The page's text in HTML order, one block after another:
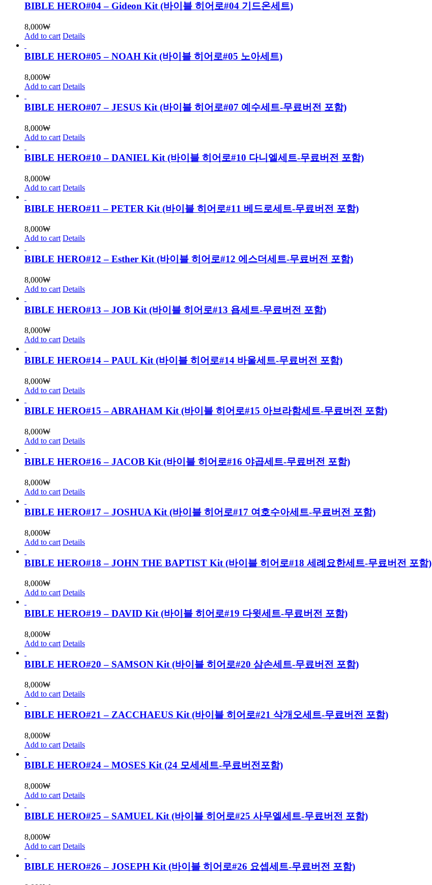
BIBLE HERO#04 – Gideon Kit (바이블 히어로#04 기드온세트)
8,000₩
Add to cart Details
BIBLE HERO#05 – NOAH Kit (바이블 히어로#05 노아세트)
8,000₩
Add to cart Details
BIBLE HERO#07 – JESUS Kit (바이블 히어로#07 예수세트-무료버전 포함)
8,000₩
Add to cart Details
BIBLE HERO#10 – DANIEL Kit (바이블 히어로#10 다니엘세트-무료버전 포함)
8,000₩
Add to cart Details
BIBLE HERO#11 – PETER Kit (바이블 히어로#11 베드로세트-무료버전 포함)
8,000₩
Add to cart Details
BIBLE HERO#12 – Esther Kit (바이블 히어로#12 에스더세트-무료버전 포함)
8,000₩
Add to cart Details
BIBLE HERO#13 – JOB Kit (바이블 히어로#13 욥세트-무료버전 포함)
8,000₩
Add to cart Details
BIBLE HERO#14 – PAUL Kit (바이블 히어로#14 바울세트-무료버전 포함)
8,000₩
Add to cart Details
BIBLE HERO#15 – ABRAHAM Kit (바이블 히어로#15 아브라함세트-무료버전 포함)
8,000₩
Add to cart Details
BIBLE HERO#16 – JACOB Kit (바이블 히어로#16 야곱세트-무료버전 포함)
8,000₩
Add to cart Details
BIBLE HERO#17 – JOSHUA Kit (바이블 히어로#17 여호수아세트-무료버전 포함)
8,000₩
Add to cart Details
BIBLE HERO#18 – JOHN THE BAPTIST Kit (바이블 히어로#18 세례요한세트-무료버전 포함)
8,000₩
Add to cart Details
BIBLE HERO#19 – DAVID Kit (바이블 히어로#19 다윗세트-무료버전 포함)
8,000₩
Add to cart Details
BIBLE HERO#20 – SAMSON Kit (바이블 히어로#20 삼손세트-무료버전 포함)
8,000₩
Add to cart Details
BIBLE HERO#21 – ZACCHAEUS Kit (바이블 히어로#21 삭개오세트-무료버전 포함)
8,000₩
Add to cart Details
BIBLE HERO#24 – MOSES Kit (24 모세세트-무료버전포함)
8,000₩
Add to cart Details
BIBLE HERO#25 – SAMUEL Kit (바이블 히어로#25 사무엘세트-무료버전 포함)
8,000₩
Add to cart Details
BIBLE HERO#26 – JOSEPH Kit (바이블 히어로#26 요셉세트-무료버전 포함)